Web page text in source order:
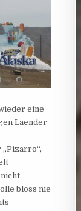
eine
Laender
bloss nie